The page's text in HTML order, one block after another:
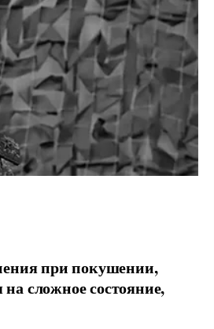
при покушении,
сложное состояние,